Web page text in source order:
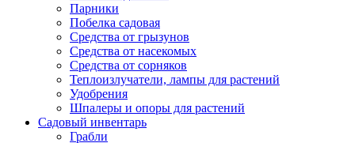
Парники
Побелка садовая
Средства от грызунов
Средства от насекомых
Средства от сорняков
Теплоизлучатели, лампы для растений
Удобрения
Шпалеры и опоры для растений
Садовый инвентарь
Грабли